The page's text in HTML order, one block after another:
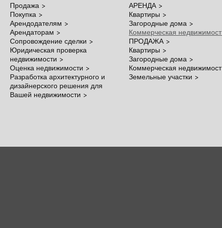
Продажа >
Покупка >
Арендодателям >
Арендаторам >
Сопровождение сделки >
Юридическая проверка
недвижимости >
Оценка недвижимости >
Разработка архитектурного и
дизайнерского решения для
Вашей недвижимости >
АРЕНДА >
Квартиры >
Загородные дома >
Коммерческая
ПРОДАЖА >
Квартиры >
Загородные дома >
Коммерческая
Земельные участки >